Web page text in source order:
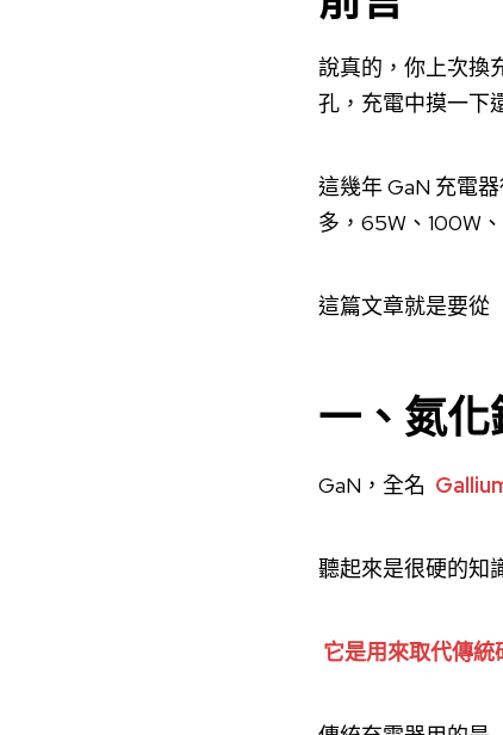
說真的，你上次換
孔，充電中摸一下
這幾年 GaN 充電
多，65W、100W
這篇文章就是要從
一、氮化
GaN，全名
聽起來是很硬的知
它是用來取代傳統